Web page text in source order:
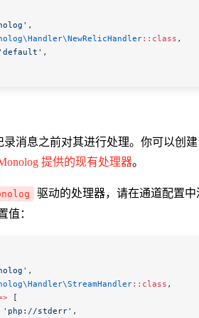
,
NewRelicHandler:: class ,
,
录消息之前对其进行处理。你可以创
提供的现有处理器。
驱动的处理器，请在通道配置中
值：
,
StreamHandler:: class ,
[
'php://stderr' ,